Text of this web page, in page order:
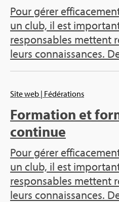
Pour gérer
un club, il est
responsables mettent
leurs connaissances.
Site web | Fédérations
Formation et
continue
Pour gérer
un club, il est
responsables mettent
leurs connaissances.